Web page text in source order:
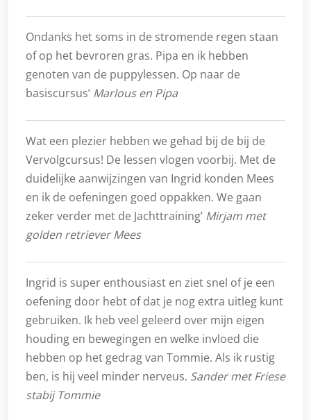
Ondanks het soms in de stromende regen staan
of op het bevroren gras. Pipa en ik hebben
genoten van de puppylessen. Op naar de
basiscursus’ Marlous en Pipa
Wat een plezier hebben we gehad bij de bij de
Vervolgcursus! De lessen vlogen voorbij. Met de
duidelijke aanwijzingen van Ingrid konden Mees
en ik de oefeningen goed oppakken. We gaan
zeker verder met de Jachttraining’ Mirjam met
golden retriever Mees
Ingrid is super enthousiast en ziet snel of je een
oefening door hebt of dat je nog extra uitleg kunt
gebruiken. Ik heb veel geleerd over mijn eigen
houding en bewegingen en welke invloed die
hebben op het gedrag van Tommie. Als ik rustig
ben, is hij veel minder nerveus. Sander met Friese
stabij Tommie